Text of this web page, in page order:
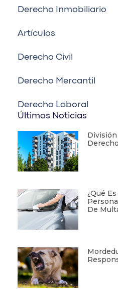
Derecho Inmobiliario
Artículos
Derecho Civil
Derecho Mercantil
Derecho Laboral
Últimas Noticias
División
¿Qué
De